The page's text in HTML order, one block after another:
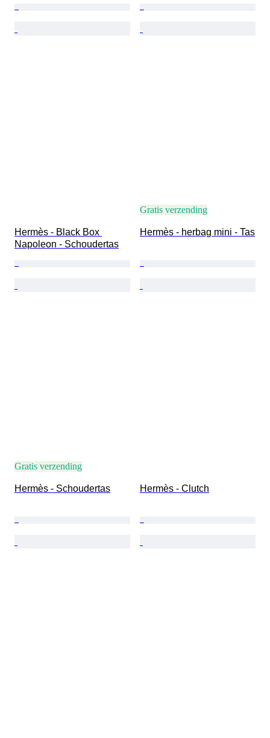
Hermès - Black Box
Napoleon - Schoudertas
Gratis verzending
Hermès - herbag mini - Tas
Gratis verzending
Hermès - Schoudertas Hermès - Clutch